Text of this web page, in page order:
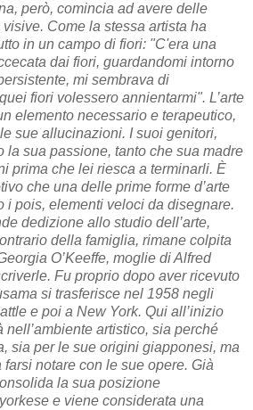
però, comincia ad avere delle
Come la stessa artista ha
in un campo di fiori: "C'era una
dai fiori, guardandomi intorno
mi sembrava di
fiori volessero annientarmi". L’arte
elemento necessario e terapeutico,
sue allucinazioni. I suoi genitori,
la sua passione, tanto che sua madre
prima che lei riesca a terminarli. È
che una delle prime forme d’arte
i pois, elementi veloci da disegnare.
dedizione allo studio dell’arte,
della famiglia, rimane colpita
O’Keeffe, moglie di Alfred
Fu proprio dopo aver ricevuto
si trasferisce nel 1958 negli
e poi a New York. Qui all’inizio
nell’ambiente artistico, sia perché
sia per le sue origini giapponesi, ma
notare con le sue opere. Già
la sua posizione
e viene considerata una